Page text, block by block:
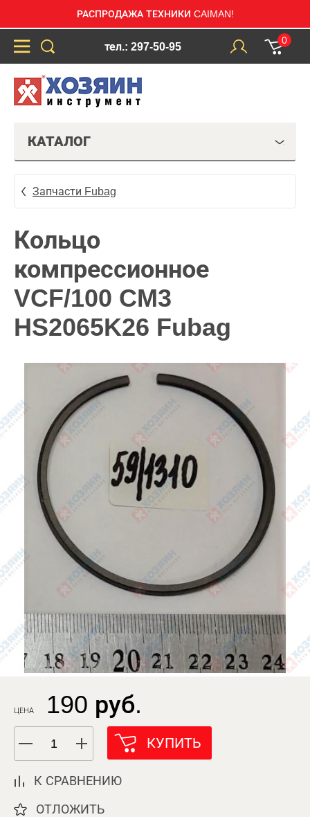
РАСПРОДАЖА ТЕХНИКИ CAIMAN!
тел.: 297-50-95
0
КАТАЛОГ
Запчасти Fubag
Кольцо
компрессионное
VCF/100 CM3
HS2065K26 Fubag
ЦЕНА 190 руб.
КУПИТЬ
К СРАВНЕНИЮ
ОТЛОЖИТЬ